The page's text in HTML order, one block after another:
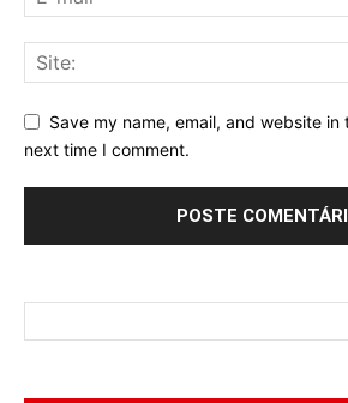
Save my name, email, and website
next time I comment.